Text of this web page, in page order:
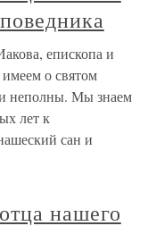
епископа и
о святом
неполны. Мы знаем
лет к
сан и
нашего